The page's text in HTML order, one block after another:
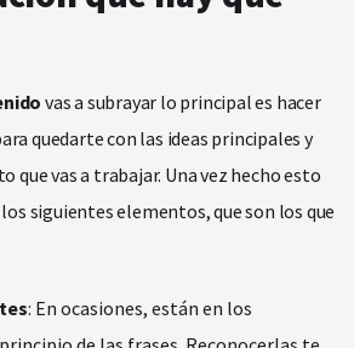
vas a subrayar lo principal es hacer
quedarte con las ideas principales y
que vas a trabajar. Una vez hecho esto
siguientes elementos, que son los que
: En ocasiones, están en los